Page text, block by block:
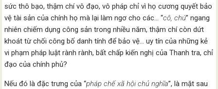
sức thô bạo, thậm chí vô đạo, vô pháp chỉ vì họ cương quyết bảo
vệ tài sản của chính họ mà lại làm ngơ cho các… “cô, chú” ngang
nhiên chiếm dụng công sản trong nhiều năm, thậm chí còn dứt
khoát từ chối công bố danh tính để bảo vệ… uy tín của những kẻ
vi phạm pháp luật rành rành, bất chấp kiến nghị của Thanh tra, chỉ
đạo của chính phủ?
Nếu đó là đặc trưng của “pháp chế xã hội chủ nghĩa”, là mặt sau